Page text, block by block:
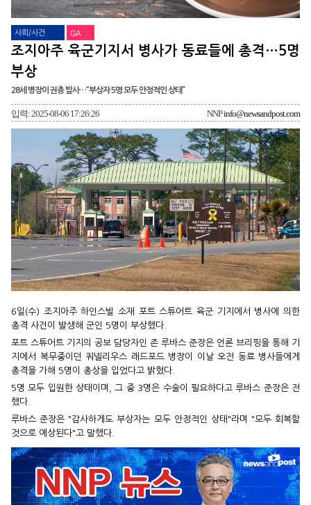
사회/사건 GA
조지아주 육군기지서 병사가 동료들에 총격…5명
부상
28세 병장이 권총 발사…“부상자 5명 모두 안정적인 상태”
입력: 2025-08-06 17:26:26 NNPinfo@newsandpost.com
6일(수) 조지아주 하인스빌 소재 포트 스튜어트 육군 기지에서 병사에 의한
총격 사건이 발생해 군인 5명이 부상했다.
포트 스튜어트 기지의 공보 담당자인 존 루바스 준장은 언론 브리핑을 통해 기
지에서 복무중이던 쿼넬리우스 래드포드 병장이 이날 오전 동료 병사들에게
총격을 가해 5명이 총상을 입었다고 밝혔다.
5명 모두 입원한 상태이며, 그 중 3명은 수술이 필요하다고 루바스 준장은 전
했다.
루바스 준장은 "감사하게도 부상자는 모두 안정적인 상태"라며 "모두 회복할
것으로 예상된다"고 말했다.